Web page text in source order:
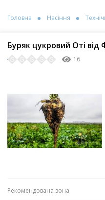
Головна Насіння
Буряк цукровий Оті
16
Рекомендована зона